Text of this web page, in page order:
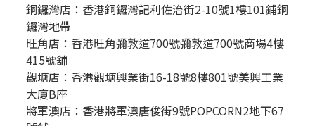
銅鑼灣店： 香港銅鑼灣記利佐治街2-10號1樓101鋪銅
鑼灣地帶
旺角店：香港旺角彌敦道700號彌敦道700號商場4樓
415號舖
觀塘店：香港觀塘興業街16-18號8樓801號美興工業
大廈B座
將軍澳店：香港將軍澳唐俊街9號POPCORN2地下67